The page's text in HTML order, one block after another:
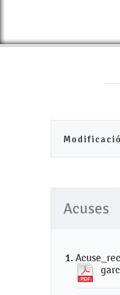
Acuses